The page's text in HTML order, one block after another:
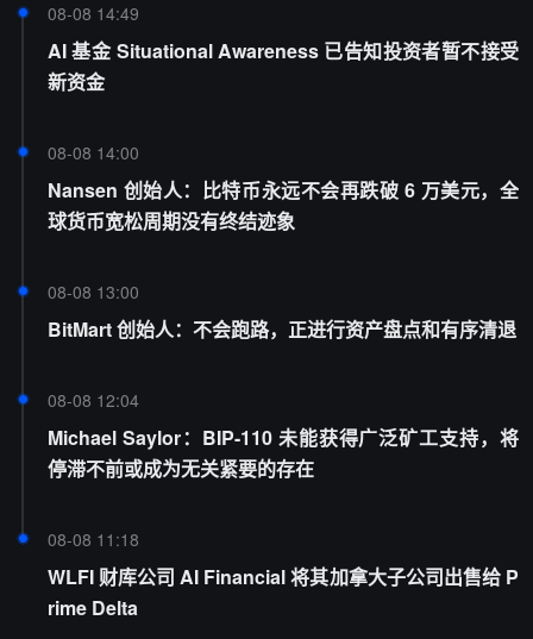
08-08 14:49
AI 基金 Situational Awareness 已告知投资者暂不接受
新资金
08-08 14:00
Nansen 创始人：比特币永远不会再跌破 6 万美元，全
球货币宽松周期没有终结迹象
08-08 13:00
BitMart 创始人：不会跑路，正进行资产盘点和有序清退
08-08 12:04
Michael Saylor：BIP-110 未能获得广泛矿工支持，将
停滞不前或成为无关紧要的存在
08-08 11:18
WLFI 财库公司 AI Financial 将其加拿大子公司出售给 P
rime Delta